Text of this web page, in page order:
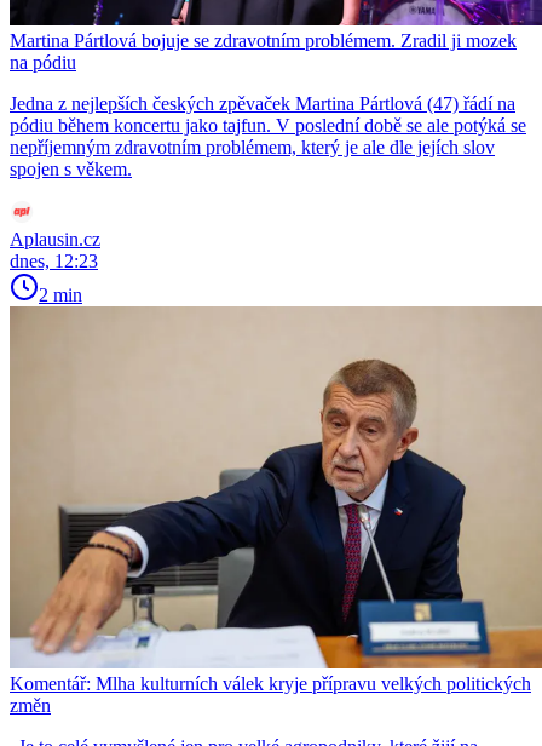
Martina Pártlová bojuje se zdravotním problémem. Zradil ji mozek
na pódiu
Jedna z nejlepších českých zpěvaček Martina Pártlová (47) řádí na
pódiu během koncertu jako tajfun. V poslední době se ale potýká se
nepříjemným zdravotním problémem, který je ale dle jejích slov
spojen s věkem.
Aplausin.cz
dnes, 12:23
2 min
Komentář: Mlha kulturních válek kryje přípravu velkých politických
změn